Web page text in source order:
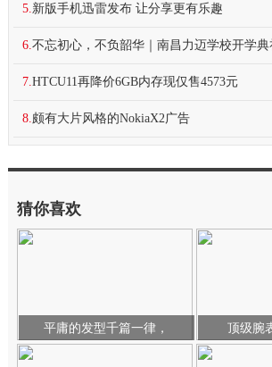
5. 新版手机迅雷发布 让分享更有乐趣
6. 不忘初心，不负韶华｜南昌力迈学校开学典
7. HTCU11再降价6GB内存现仅售4573元
8. 颇有大片风格的NokiaX2广告
猜你喜欢
平庸的发型千篇一律， 顶级腕